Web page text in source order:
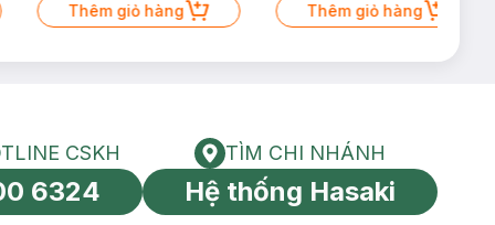
Thêm giỏ hàng Thêm giỏ hàng
toàn cầu
HOTLINE CSKH
CSKH
6324
Tìm chi nhánh
TÌM CHI NHÁNH
Hệ thống Hasaki